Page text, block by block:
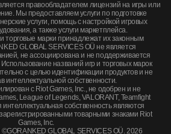
правообладателем лицензий на игры или
Мы предоставляем услуги по подготовке
услуги, помощь с настройкой игровых
а также услуги маркетплейса.
торговые марки принадлежат их законным
GLOBAL SERVICES OÜ не является
не ассоциирована и не поддерживается
названий игр и торговых марок
с целью идентификации продуктов и не
интеллектуальной собственности.
с Riot Games, Inc., не одобрен и не
League of Legends, VALORANT, Teamfight
интеллектуальная собственность являются
товарными знаками Riot
Games, Inc.
GLOBAL SERVICES OÜ. 2026